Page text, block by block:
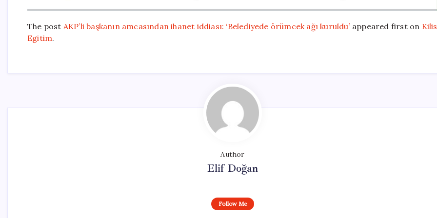
The post AKP’li başkanın amcasından ihanet iddiası: ‘Belediyede örümcek ağı kuruldu’appeared first on Kilis
Egitim.
Author
Elif Doğan
Follow Me